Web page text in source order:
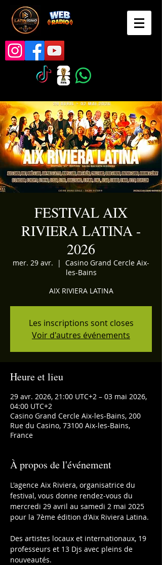
FESTIVAL AIX
RIVIERA LATINA -
2026
mer. 29 avr.
  |
Casino Grand Cercle Aix-
les-Bains
AIX RIVIERA LATINA
Les inscriptions sont closes
Voir d'autres événements
Heure et lieu
29 avr. 2026, 21:00 UTC+2 – 03 mai 2026,
04:00 UTC+2
Casino Grand Cercle Aix-les-Bains, 200
Rue du Casino, 73100 Aix-les-Bains,
France
À propos de l'événement
L'agence Aix Riviera, organisatrice du
festival, vous donne rendez-vous du
mercredi 29 avril au samedi 2 mai 2025
pour la 7ème édition d'Aix Riviera Latina.
Des artistes locaux et internationaux, 19
professeurs et 13 Djs avec pleins de
nouveautés.